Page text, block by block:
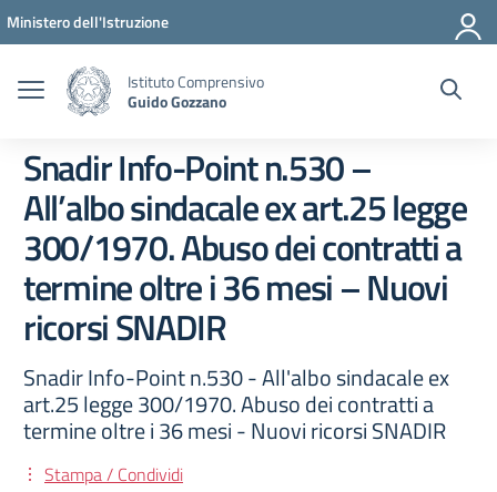
Vai ai contenuti
Vai al menu di navigazione
Vai al footer
Ministero dell'Istruzione
Istituto Comprensivo
Guido Gozzano
Snadir Info-Point n.530 –
All’albo sindacale ex art.25 legge
300/1970. Abuso dei contratti a
termine oltre i 36 mesi – Nuovi
ricorsi SNADIR
Snadir Info-Point n.530 - All'albo sindacale ex
art.25 legge 300/1970. Abuso dei contratti a
termine oltre i 36 mesi - Nuovi ricorsi SNADIR
Stampa / Condividi